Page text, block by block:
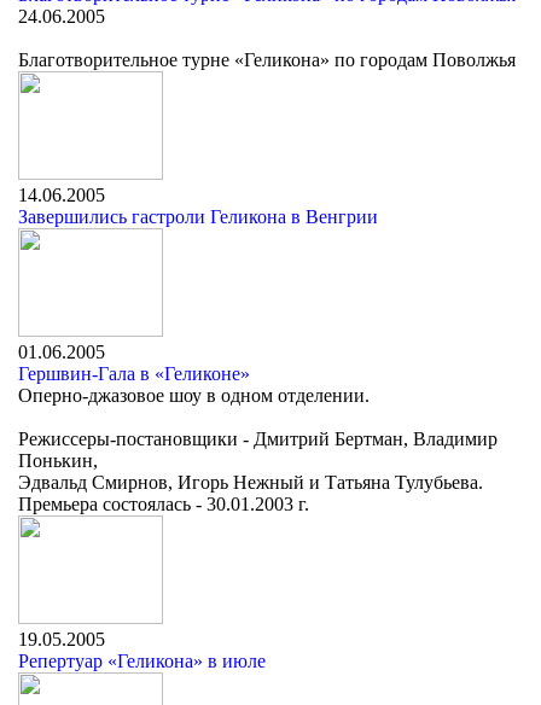
24.06.2005
Благотворительное турне «Геликона» по городам Поволжья
14.06.2005
Завершились гастроли Геликона в Венгрии
01.06.2005
Гершвин-Гала в «Геликоне»
Оперно-джазовое шоу в одном отделении.
Режиссеры-постановщики - Дмитрий Бертман, Владимир
Понькин,
Эдвальд Смирнов, Игорь Нежный и Татьяна Тулубьева.
Премьера состоялась - 30.01.2003 г.
19.05.2005
Репертуар «Геликона» в июле